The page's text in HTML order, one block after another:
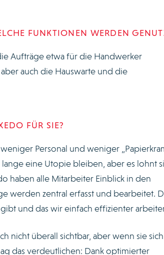
FUNKTIONEN WERDEN
Aufträge etwa für die Handwerker
auch die Hauswarte und die
FÜR SIE?
Personal und weniger
eine Utopie bleiben, aber es lohnt
haben alle Mitarbeiter Einblick in den
werden zentral erfasst und bearbeitet.
und das wir einfach effizienter
nicht überall sichtbar, aber wenn sie sich
das verdeutlichen: Dank optimierter